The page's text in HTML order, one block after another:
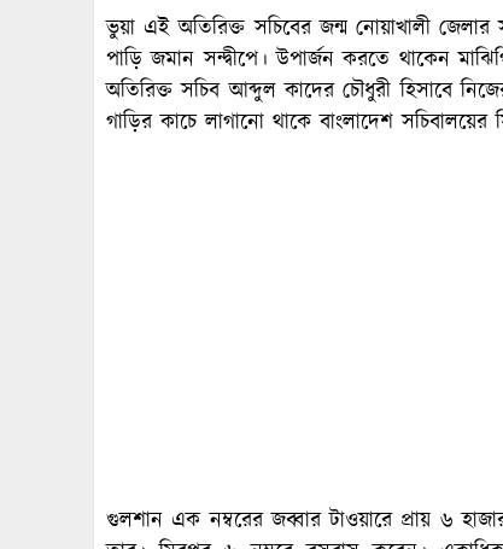
ভুয়া এই অতিরিক্ত সচিবের জন্ম নোয়াখালী জেলার
পাড়ি জমান সন্দ্বীপে। উপার্জন করতে থাকেন
অতিরিক্ত সচিব আব্দুল কাদের চৌধুরী হিসাবে
গাড়ির কাচে লাগানো থাকে বাংলাদেশ সচিবালয়ের
গুলশান এক নম্বরের জব্বার টাওয়ারে প্রায় ৬